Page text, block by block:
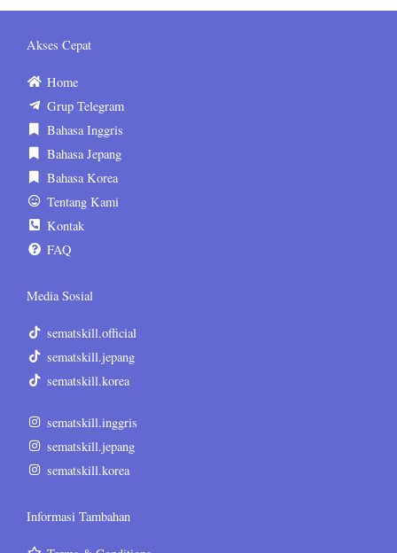
Akses Cepat
Home
Grup Telegram
Bahasa Inggris
Bahasa Jepang
Bahasa Korea
Tentang Kami
Kontak
FAQ
Media Sosial
sematskill.official
sematskill.jepang
sematskill.korea
sematskill.inggris
sematskill.jepang
sematskill.korea
Informasi Tambahan